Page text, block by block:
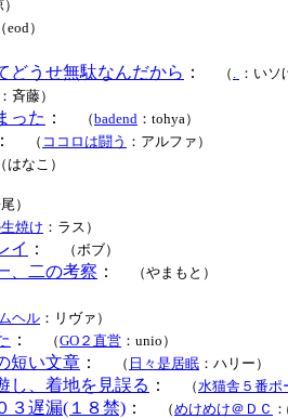
（eod）
どうせ無駄なんだから ： （ . ：いソ
：斉藤）
った ： （badend ：tohya）
： （ ココロは闘う ：アルファ）
（はなこ）
）
焼け ：ラス）
イ ： （ボブ）
、二の考察 ： （やまもと）
ヘル ：リヴァ）
： （GO２直営 ：unio）
短い文章 ： （ 日々是居眠 ：ハリー）
し、着地を見誤る ： （水猫舎５番ポ
遅漏(１８禁) ： （めけめけ＠ＤＣ